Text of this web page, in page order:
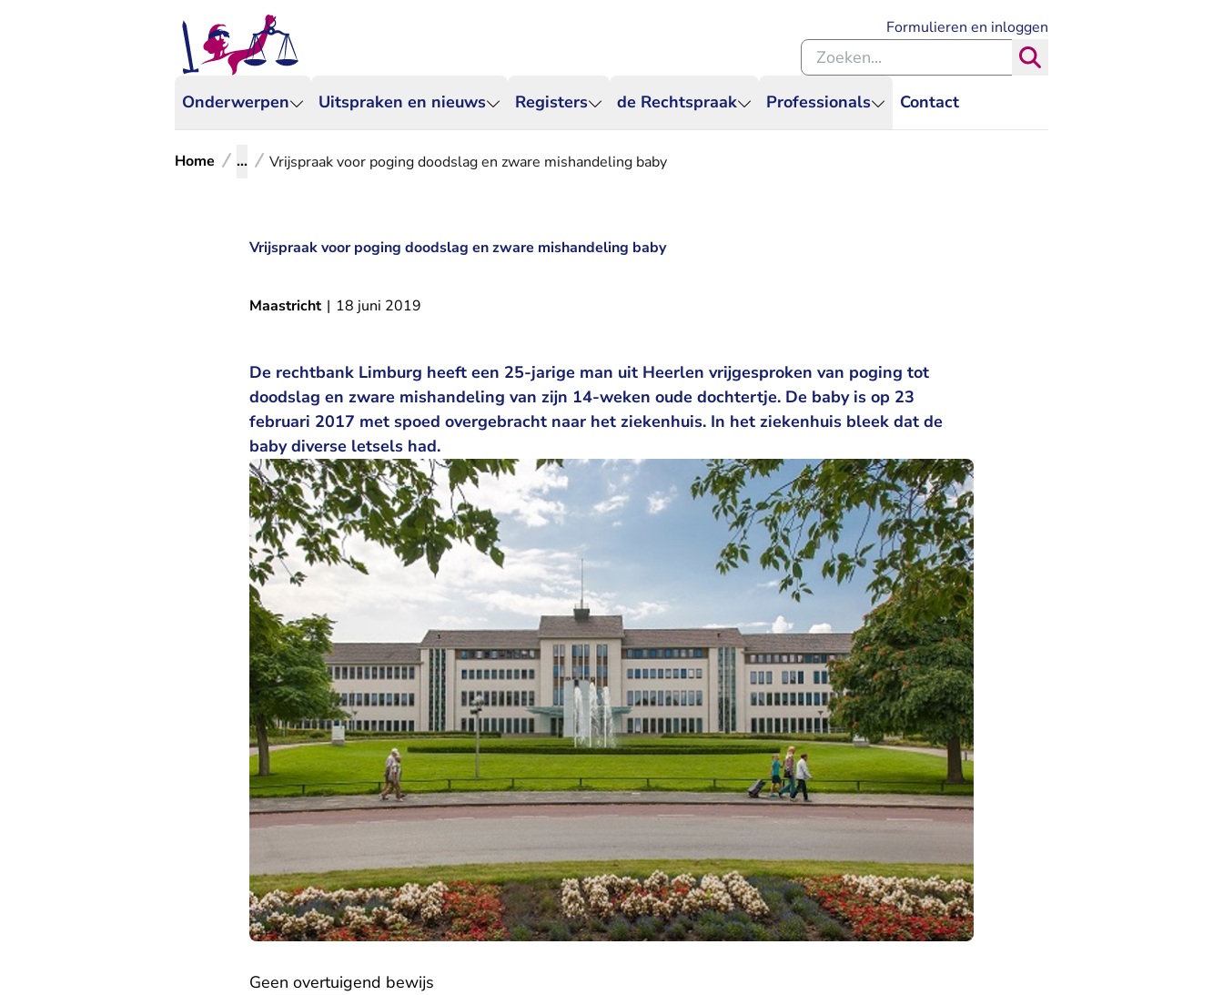
Onderwerpen Uitspraken en nieuws Registers de Rechtspraak Professionals Contact
Formulieren en inloggen
Zoeken binnen de Rechtspraak
Home ... Vrijspraak voor poging doodslag en zware mishandeling baby
Vrijspraak voor poging doodslag en zware mishandeling baby
Maastricht | 18 juni 2019
De rechtbank Limburg heeft een 25-jarige man uit Heerlen vrijgesproken van poging tot
doodslag en zware mishandeling van zijn 14-weken oude dochtertje. De baby is op 23
februari 2017 met spoed overgebracht naar het ziekenhuis. In het ziekenhuis bleek dat de
baby diverse letsels had.
Geen overtuigend bewijs